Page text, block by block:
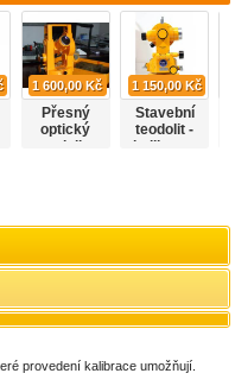
1 600,00 Kč
Přesný
optický
teodolit -
1 150,00 Kč
Stavební
teodolit -
kalibrace
provedení kalibrace umožňují.